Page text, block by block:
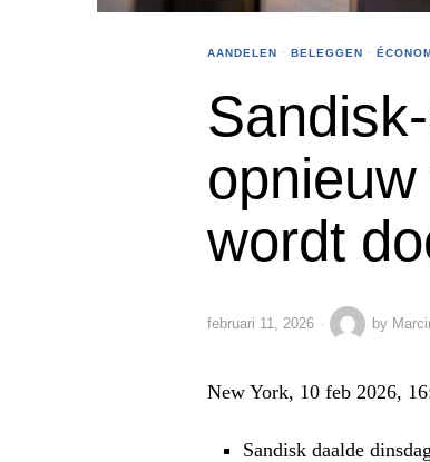
AANDELEN · BELEGGEN ·
wordt
februari 11, 2026 by
New York, 10 feb 2026,
Sandisk daalde